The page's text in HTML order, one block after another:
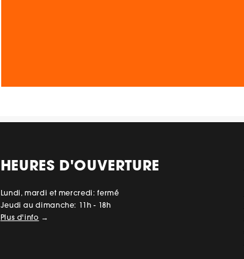
HEURES D'OUVERTURE
Lundi, mardi et mercredi: fermé
Jeudi au dimanche: 11h - 18h
Plus d'info →